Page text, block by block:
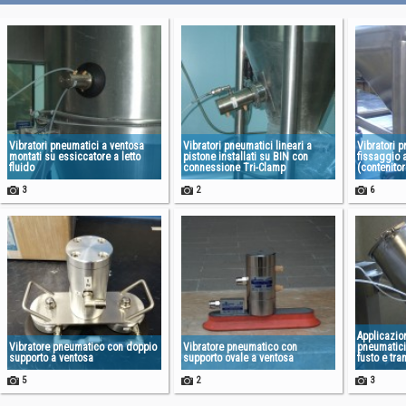
Vibratori pneumatici a ventosa
montati su essiccatore a letto
fluido
3
Vibratori pneumatici lineari a
pistone installati su BIN con
connessione Tri-Clamp
2
Vibratori
fissaggio
6
Vibratore pneumatico con doppio
supporto a ventosa
5
Vibratore pneumatico con
supporto ovale a ventosa
2
fusto e
3